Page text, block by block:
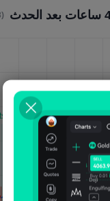
(M5, UTC+3)